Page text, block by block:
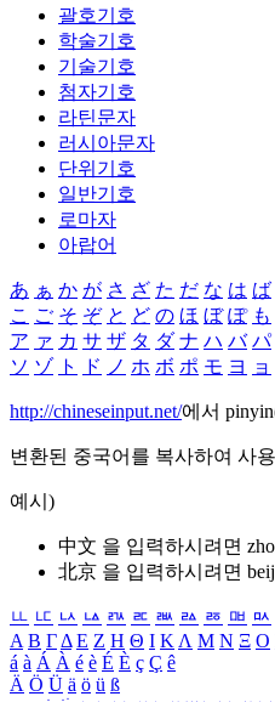
괄호기호
학술기호
기술기호
첨자기호
라틴문자
러시아문자
단위기호
일반기호
로마자
아랍어
あ ぁ か が さ ざ た だ な は ば
こ ご そ ぞ と ど の ほ ぼ ぽ も
ア ァ カ サ ザ タ ダ ナ ハ バ パ
ソ ゾ ト ド ノ ホ ボ ポ モ ヨ ョ
http://chineseinput.net/에서
변환된 중국어를 복사하여 사
예시)
中文 을 입력하시려면
北京 을 입력하시려면
ㅥ ㅦ ㅧ ㅨ ㅩ ㅪ ㅫ ㅬ ㅭ ㅮ ㅯ
Α Β ΓΔ Ε Ζ Η Θ Ι ΚΛ Μ Ν Ξ Ο
á à Á À é è É È ç Ç ê
Ä Ö Ü ä ö ü ß